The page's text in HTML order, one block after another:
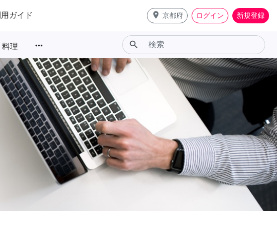
ガイド place 京都府 ログイン 新規登録
料理 more_horiz search